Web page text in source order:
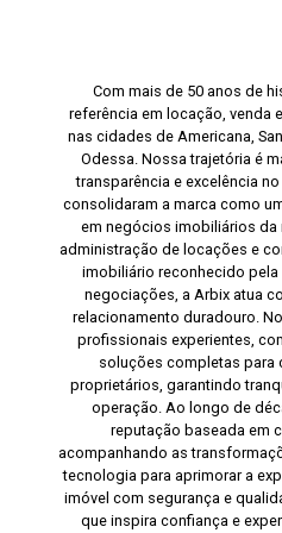
Com mais de 50 anos de
referência em locação, venda
nas cidades de Americana,
Odessa. Nossa trajetória é
transparência e excelência
consolidaram a marca como
em negócios imobiliários da
administração de locações e
imobiliário reconhecido
negociações, a Arbix atua
relacionamento duradouro.
profissionais experientes,
soluções completas para
proprietários, garantindo
operação. Ao longo de
reputação baseada em
acompanhando as
tecnologia para aprimorar a
imóvel com segurança e
que inspira confiança e